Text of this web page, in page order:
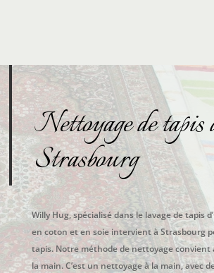
Nettoyage de tapis
Strasbourg
Willy Hug, spécialisé dans le lavage de tapis
en coton et en soie intervient à Strasbourg
tapis. Notre méthode de nettoyage convient
la main. C’est un nettoyage à la main, avec